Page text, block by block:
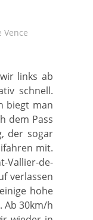
Vence
links ab
schnell.
biegt man
dem Pass
der sogar
mit.
Vallier-de-
verlassen
hohe
Ab 30km/h